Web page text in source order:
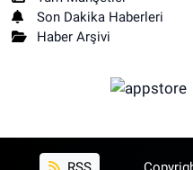
Son Dakika Haberleri
Haber Arşivi